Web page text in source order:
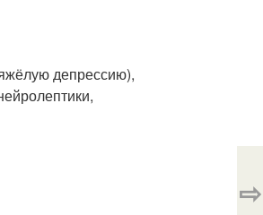
депрессию),
⇨